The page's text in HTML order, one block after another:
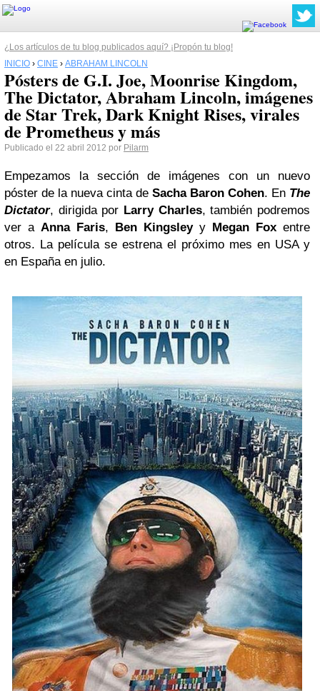
¿Los artículos de tu blog publicados aquí? ¡Propón tu blog!
INICIO › CINE › ABRAHAM LINCOLN
Pósters de G.I. Joe, Moonrise Kingdom,
The Dictator, Abraham Lincoln, imágenes
de Star Trek, Dark Knight Rises, virales
de Prometheus y más
Publicado el 22 abril 2012 por Pilarm
Empezamos la sección de imágenes con un nuevo
póster de la nueva cinta de Sacha Baron Cohen. En The
Dictator, dirigida por Larry Charles, también podremos
ver a Anna Faris, Ben Kingsleyy Megan Fox entre
otros. La película se estrena el próximo mes en USA y
en España en julio.